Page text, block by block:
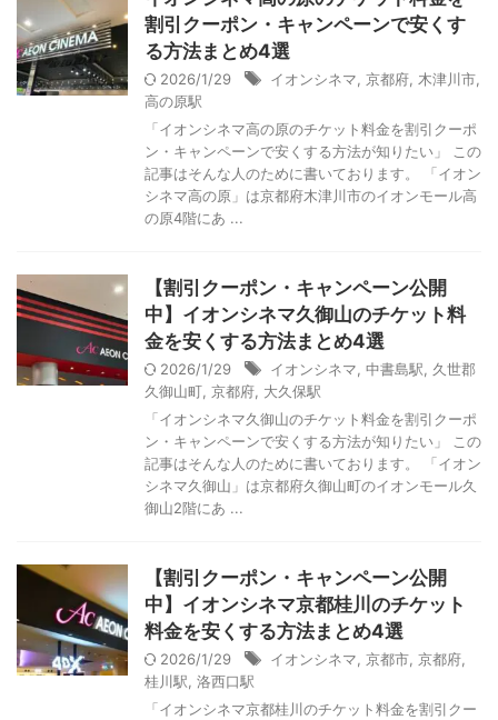
割引クーポン・キャンペーンで安くす
る方法まとめ4選
2026/1/29 イオンシネマ 京都府 木津川市
高の原駅
「イオンシネマ高の原のチケット料金を割引クーポ
ン・キャンペーンで安くする方法が知りたい」 この
記事はそんな人のために書いております。 「イオン
シネマ高の原」は京都府木津川市のイオンモール高
の原4階にあ ...
【割引クーポン・キャンペーン公開
中】イオンシネマ久御山のチケット料
金を安くする方法まとめ4選
2026/1/29 イオンシネマ 中書島駅
久世郡
久御山町 京都府 大久保駅
「イオンシネマ久御山のチケット料金を割引クーポ
ン・キャンペーンで安くする方法が知りたい」 この
記事はそんな人のために書いております。 「イオン
シネマ久御山」は京都府久御山町のイオンモール久
御山2階にあ ...
【割引クーポン・キャンペーン公開
中】イオンシネマ京都桂川のチケット
料金を安くする方法まとめ4選
2026/1/29 イオンシネマ 京都市 京都府
桂川駅 洛西口駅
「イオンシネマ京都桂川のチケット料金を割引クー